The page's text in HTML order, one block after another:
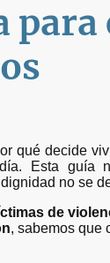
qué decide
Esta guía
no se
de
, sabemos que